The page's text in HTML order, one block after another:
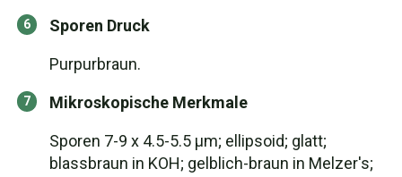
Sporen Druck
Purpurbraun.
Mikroskopische Merkmale
Sporen 7-9 x 4.5-5.5 µm; ellipsoid; glatt;
blassbraun in KOH; gelblich-braun in Melzer's;